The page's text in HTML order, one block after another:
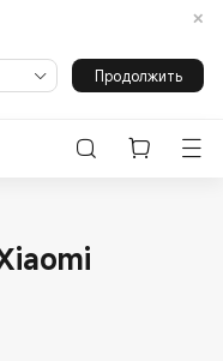
Вход/регистрация
дом
Продолжить